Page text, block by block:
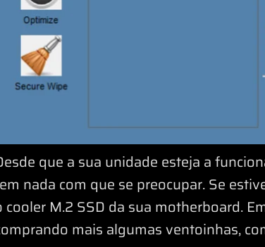
que a sua unidade esteja a
nada com que se preocupar. Se
cooler M.2 SSD da sua motherboard.
mais algumas ventoinhas,